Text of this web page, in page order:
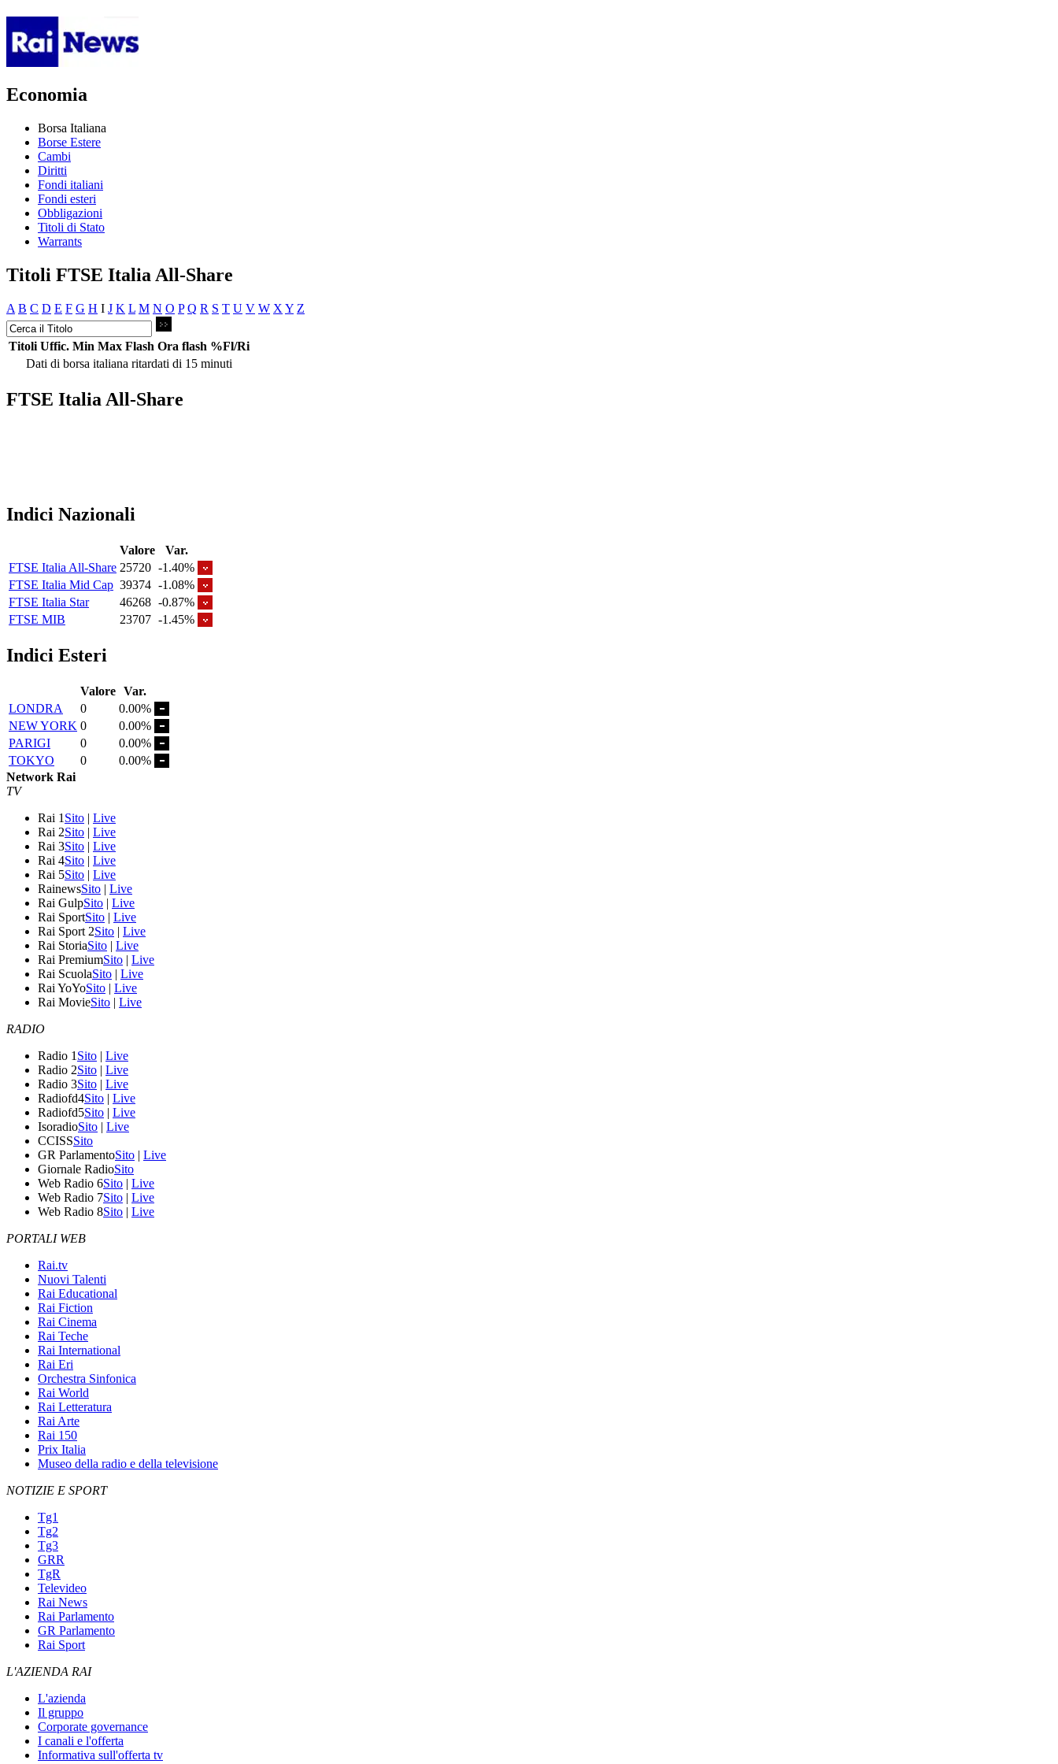
Economia
Borsa Italiana
Borse Estere
Cambi
Diritti
Fondi italiani
Fondi esteri
Obbligazioni
Titoli di Stato
Warrants
Titoli FTSE Italia All-Share
A B C D E F G H I J K L M N O P Q R S T U V W X Y Z
Titoli Uffic. Min Max Flash Ora flash %Fl/Ri
Dati di borsa italiana ritardati di 15 minuti
FTSE Italia All-Share
Indici Nazionali
Valore
Var.
FTSE Italia All-Share 25720 -1.40%
FTSE Italia Mid Cap 39374 -1.08%
FTSE Italia Star
46268 -0.87%
FTSE MIB
23707 -1.45%
Indici Esteri
Valore Var.
LONDRA
0
0.00%
NEW YORK 0
0.00%
PARIGI
0
0.00%
TOKYO
0
0.00%
Network Rai
TV
Rai 1 Sito | Live
Rai 2Sito | Live
Rai 3Sito | Live
Rai 4Sito | Live
Rai 5Sito | Live
RainewsSito | Live
Rai GulpSito | Live
Rai SportSito | Live
Rai Sport 2Sito | Live
Rai StoriaSito | Live
Rai PremiumSito | Live
Rai ScuolaSito | Live
Rai YoYoSito | Live
Rai MovieSito | Live
RADIO
Radio 1 Sito | Live
Radio 2Sito | Live
Radio 3Sito | Live
Radiofd4Sito | Live
Radiofd5Sito | Live
IsoradioSito | Live
CCISSSito
GR ParlamentoSito | Live
Giornale RadioSito
Web Radio 6Sito | Live
Web Radio 7Sito | Live
Web Radio 8Sito | Live
PORTALI WEB
Rai.tv
Nuovi Talenti
Rai Educational
Rai Fiction
Rai Cinema
Rai Teche
Rai International
Rai Eri
Orchestra Sinfonica
Rai World
Rai Letteratura
Rai Arte
Rai 150
Prix Italia
Museo della radio e della televisione
NOTIZIE E SPORT
Tg1
Tg2
Tg3
GRR
TgR
Televideo
Rai News
Rai Parlamento
GR Parlamento
Rai Sport
L'AZIENDA RAI
L'azienda
Il gruppo
Corporate governance
I canali e l'offerta
Informativa sull'offerta tv